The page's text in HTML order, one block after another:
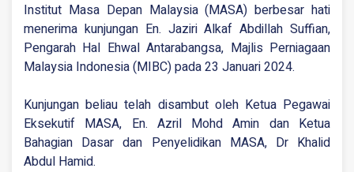
Institut Masa Depan Malaysia (MASA) berbesar hati
menerima kunjungan En. Jaziri Alkaf Abdillah Suffian,
Pengarah Hal Ehwal Antarabangsa, Majlis Perniagaan
Malaysia Indonesia (MIBC) pada 23 Januari 2024.
Kunjungan beliau telah disambut oleh Ketua Pegawai
Eksekutif MASA, En. Azril Mohd Amin dan Ketua
Bahagian Dasar dan Penyelidikan MASA, Dr Khalid
Abdul Hamid.